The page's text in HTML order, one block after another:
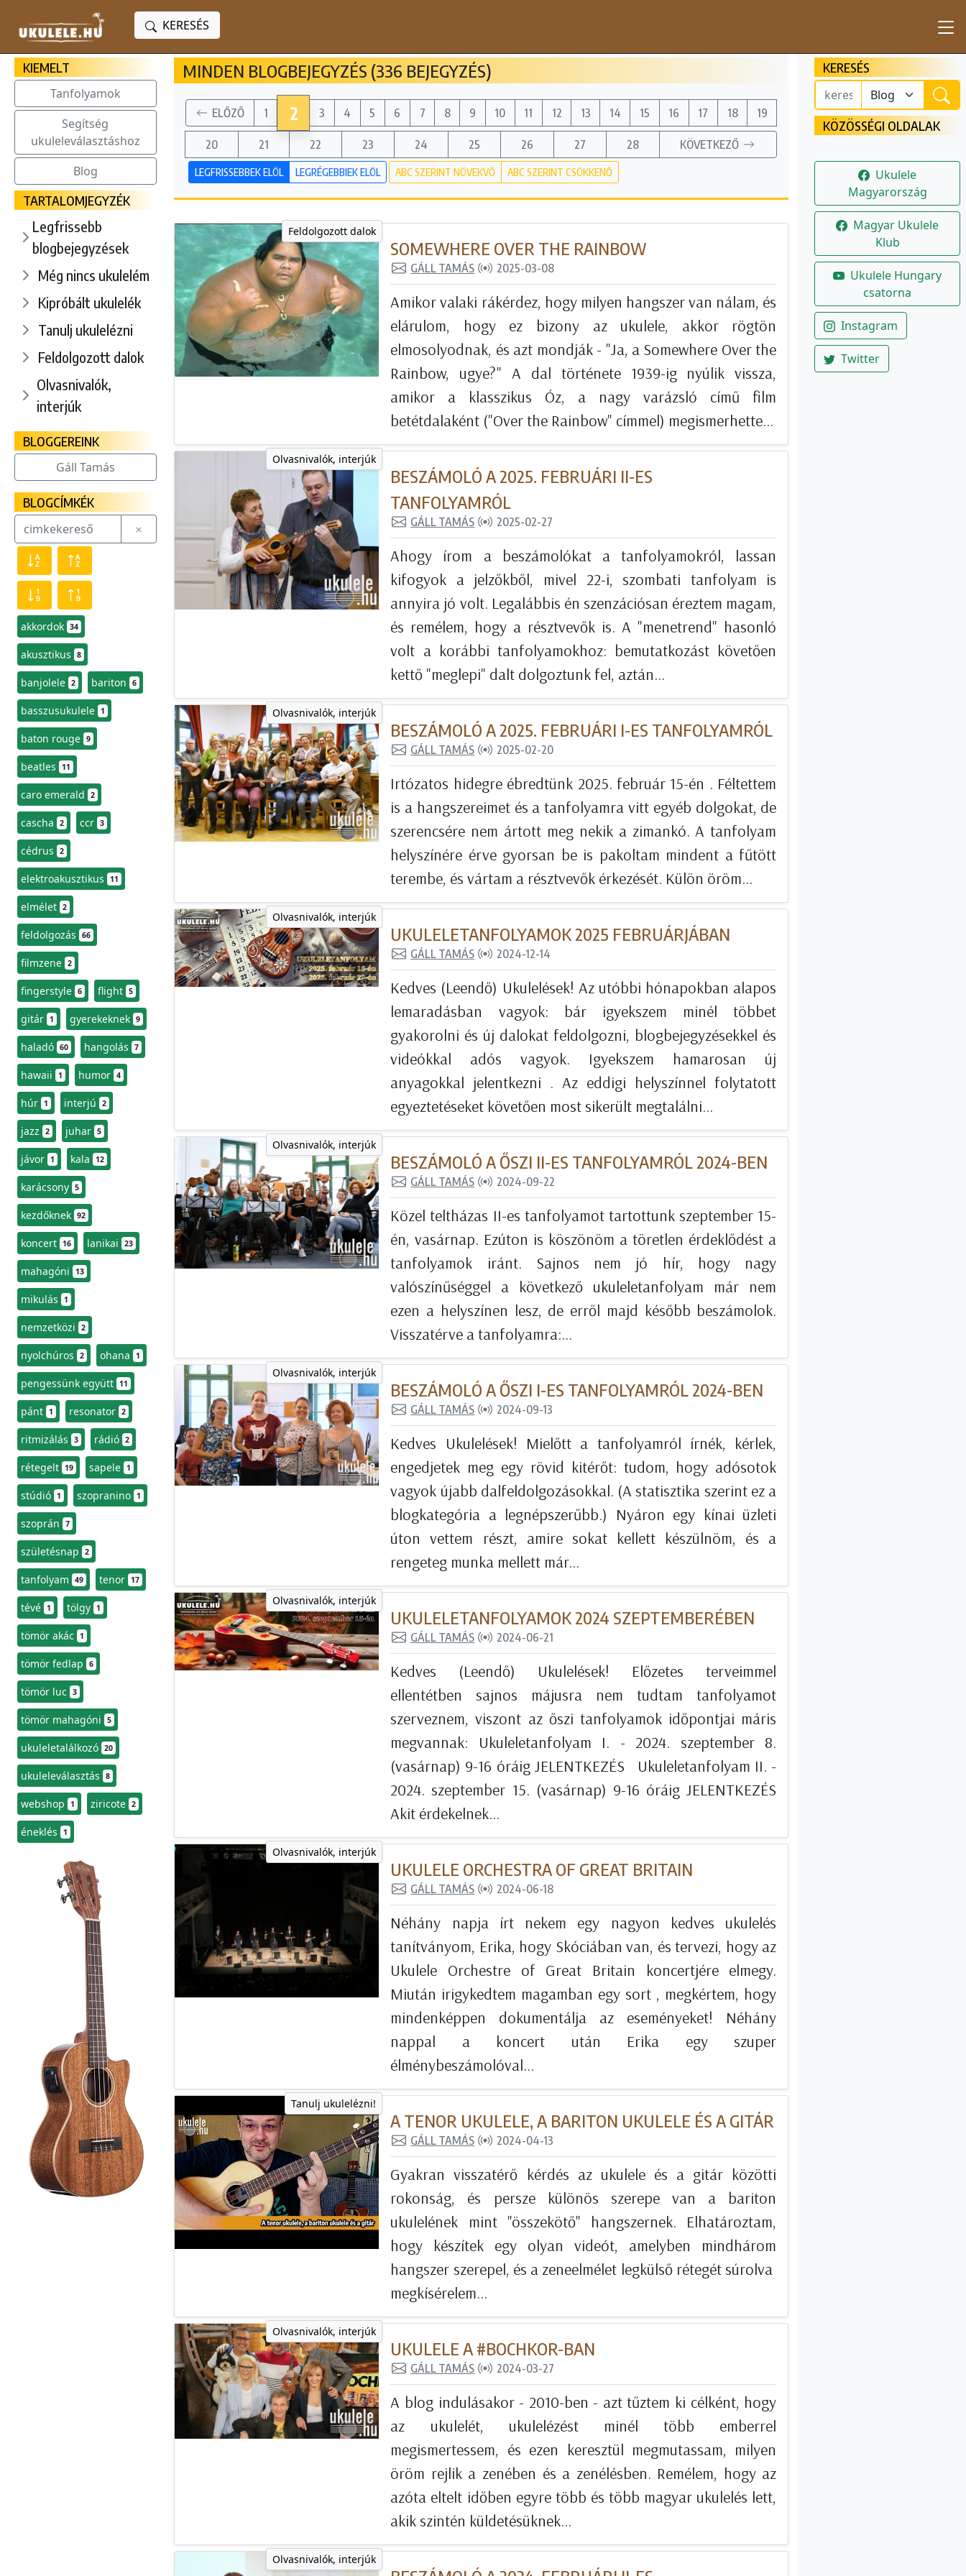
KERESÉS
KERESÉS
KÖZÖSSÉGI OLDALAK
Ukulele
Magyarország
Magyar Ukulele
Klub
Ukulele Hungary
csatorna
Instagram
Twitter
KIEMELT
Tanfolyamok
Segítség
ukuleleválasztáshoz
Blog
TARTALOMJEGYZÉK
Legfrissebb
blogbejegyzések
Még nincs ukulelém
Kipróbált ukulelék
Tanulj ukulelézni
Feldolgozott dalok
Olvasnivalók,
interjúk
BLOGGEREINK
Gáll Tamás
BLOGCÍMKÉK
akkordok 34
akusztikus 8
banjolele 2 bariton 6
basszusukulele 1
baton rouge 9
beatles 11
caro emerald 2
cascha 2 ccr 3
cédrus 2
elektroakusztikus 11
elmélet 2
feldolgozás 66
filmzene 2
fingerstyle 6 flight 5
gitár 1 gyerekeknek 9
haladó 60 hangolás 7
hawaii 1 humor 4
húr 1 interjú 2
jazz 2 juhar 5
jávor 1 kala 12
karácsony 5
kezdőknek 92
koncert 16 lanikai 23
mahagóni 13
mikulás 1
nemzetközi 2
nyolchúros 2 ohana 1
pengessünk együtt 11
pánt 1 resonator 2
ritmizálás 3 rádió 2
rétegelt 19 sapele 1
stúdió 1 szopranino 1
szoprán 7
születésnap 2
tanfolyam 49 tenor 17
tévé 1 tölgy 1
tömör akác 1
tömör fedlap 6
tömör luc 3
tömör mahagóni 5
ukuleletalálkozó 20
ukuleleválasztás 8
webshop 1 ziricote 2
éneklés 1
MINDEN BLOGBEJEGYZÉS (336 BEJEGYZÉS)
ELŐZŐ 1 2 3 4 5 6 7 8 9 10 11 12 13 14 15 16 17 18 19
20 21 22 23 24 25 26 27 28 KÖVETKEZŐ
LEGFRISSEBBEK ELÖL LEGRÉGEBBIEK ELÖL ABC SZERINT NÖVEKVŐ ABC SZERINT CSÖKKENŐ
Feldolgozott dalok
SOMEWHERE OVER THE RAINBOW
GÁLL TAMÁS 2025-03-08
Amikor valaki rákérdez, hogy milyen hangszer van nálam, és
elárulom, hogy ez bizony az ukulele, akkor rögtön
elmosolyodnak, és azt mondják - "Ja, a Somewhere Over the
Rainbow, ugye?" A dal története 1939-ig nyúlik vissza,
amikor a klasszikus Óz, a nagy varázsló című film
betétdalaként ("Over the Rainbow" címmel) megismerhette...
Olvasnivalók, interjúk
BESZÁMOLÓ A 2025. FEBRUÁRI II-ES
TANFOLYAMRÓL
GÁLL TAMÁS 2025-02-27
Ahogy írom a beszámolókat a tanfolyamokról, lassan
kifogyok a jelzőkből, mivel 22-i, szombati tanfolyam is
annyira jó volt. Legalábbis én szenzációsan éreztem magam,
és remélem, hogy a résztvevők is. A "menetrend" hasonló
volt a korábbi tanfolyamokhoz: bemutatkozást követően
kettő "meglepi" dalt dolgoztunk fel, aztán...
Olvasnivalók, interjúk
BESZÁMOLÓ A 2025. FEBRUÁRI I-ES TANFOLYAMRÓL
GÁLL TAMÁS 2025-02-20
Irtózatos hidegre ébredtünk 2025. február 15-én . Féltettem
is a hangszereimet és a tanfolyamra vitt egyéb dolgokat, de
szerencsére nem ártott meg nekik a zimankó. A tanfolyam
helyszínére érve gyorsan be is pakoltam mindent a fűtött
terembe, és vártam a résztvevők érkezését. Külön öröm...
Olvasnivalók, interjúk
UKULELETANFOLYAMOK 2025 FEBRUÁRJÁBAN
GÁLL TAMÁS 2024-12-14
Kedves (Leendő) Ukulelések! Az utóbbi hónapokban alapos
lemaradásban vagyok: bár igyekszem minél többet
gyakorolni és új dalokat feldolgozni, blogbejegyzésekkel és
videókkal adós vagyok. Igyekszem hamarosan új
anyagokkal jelentkezni . Az eddigi helyszínnel folytatott
egyeztetéseket követően most sikerült megtalálni...
Olvasnivalók, interjúk
BESZÁMOLÓ A ŐSZI II-ES TANFOLYAMRÓL 2024-BEN
GÁLL TAMÁS 2024-09-22
Közel teltházas II-es tanfolyamot tartottunk szeptember 15-
én, vasárnap. Ezúton is köszönöm a töretlen érdeklődést a
tanfolyamok iránt. Sajnos nem jó hír, hogy nagy
valószínűséggel a következő ukuleletanfolyam már nem
ezen a helyszínen lesz, de erről majd később beszámolok.
Visszatérve a tanfolyamra:...
Olvasnivalók, interjúk
BESZÁMOLÓ A ŐSZI I-ES TANFOLYAMRÓL 2024-BEN
GÁLL TAMÁS 2024-09-13
Kedves Ukulelések! Mielőtt a tanfolyamról írnék, kérlek,
engedjetek meg egy rövid kitérőt: tudom, hogy adósotok
vagyok újabb dalfeldolgozásokkal. (A statisztika szerint ez a
blogkategória a legnépszerűbb.) Nyáron egy kínai üzleti
úton vettem részt, amire sokat kellett készülnöm, és a
rengeteg munka mellett már...
Olvasnivalók, interjúk
UKULELETANFOLYAMOK 2024 SZEPTEMBERÉBEN
GÁLL TAMÁS 2024-06-21
Kedves (Leendő) Ukulelések! Előzetes terveimmel
ellentétben sajnos májusra nem tudtam tanfolyamot
szerveznem, viszont az őszi tanfolyamok időpontjai máris
megvannak: Ukuleletanfolyam I. - 2024. szeptember 8.
(vasárnap) 9-16 óráig JELENTKEZÉS Ukuleletanfolyam II. -
2024. szeptember 15. (vasárnap) 9-16 óráig JELENTKEZÉS
Akit érdekelnek...
Olvasnivalók, interjúk
UKULELE ORCHESTRA OF GREAT BRITAIN
GÁLL TAMÁS 2024-06-18
Néhány napja írt nekem egy nagyon kedves ukulelés
tanítványom, Erika, hogy Skóciában van, és tervezi, hogy az
Ukulele Orchestre of Great Britain koncertjére elmegy.
Miután irigykedtem magamban egy sort , megkértem, hogy
mindenképpen dokumentálja az eseményeket! Néhány
nappal a koncert után Erika egy szuper
élménybeszámolóval...
Tanulj ukulelézni!
A TENOR UKULELE, A BARITON UKULELE ÉS A GITÁR
GÁLL TAMÁS 2024-04-13
Gyakran visszatérő kérdés az ukulele és a gitár közötti
rokonság, és persze különös szerepe van a bariton
ukulelének mint "összekötő" hangszernek. Elhatároztam,
hogy készítek egy olyan videót, amelyben mindhárom
hangszer szerepel, és a zeneelmélet legkülső rétegét súrolva
megkísérelem...
Olvasnivalók, interjúk
UKULELE A #BOCHKOR-BAN
GÁLL TAMÁS 2024-03-27
A blog indulásakor - 2010-ben - azt tűztem ki célként, hogy
az ukulelét, ukulelézést minél több emberrel
megismertessem, és ezen keresztül megmutassam, milyen
öröm rejlik a zenében és a zenélésben. Remélem, hogy az
azóta eltelt időben egyre több és több magyar ukulelés lett,
akik szintén küldetésüknek...
Olvasnivalók, interjúk